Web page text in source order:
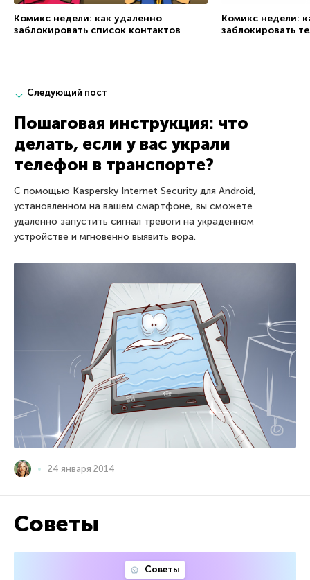
Комикс недели: как удаленно
заблокировать список контактов
Комикс недели:
заблокировать
Следующий пост
Пошаговая инструкция: что
делать, если у вас украли
телефон в транспорте?
С помощью Kaspersky Internet Security для Android,
установленном на вашем смартфоне, вы сможете
удаленно запустить сигнал тревоги на украденном
устройстве и мгновенно выявить вора.
24 января 2014
Советы
Советы